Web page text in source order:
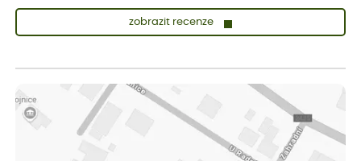
zobrazit recenze
Měla jsem pouze 1objednavku a zatím jsem spokojená se
sazenicemi
Miroslava